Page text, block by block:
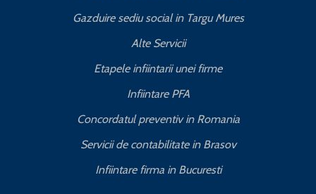
Gazduire sediu social in Targu Mures
Alte Servicii
Etapele infiintarii unei firme
Infiintare PFA
Concordatul preventiv in Romania
Servicii de contabilitate in Brasov
Infiintare firma in Bucuresti